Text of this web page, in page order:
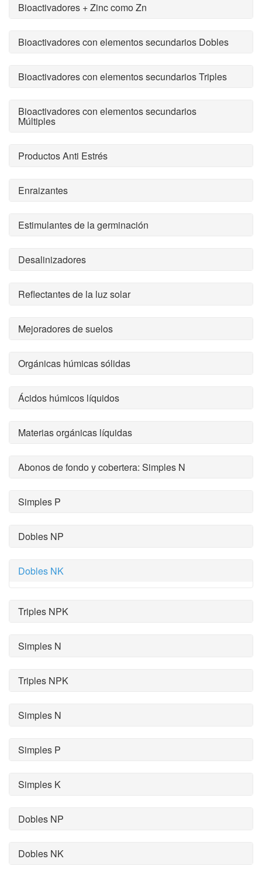
Bioactivadores + Zinc como Zn
Bioactivadores con elementos secundarios Dobles
Bioactivadores con elementos secundarios Triples
Bioactivadores con elementos secundarios
Múltiples
Productos Anti Estrés
Enraizantes
Estimulantes de la germinación
Desalinizadores
Reflectantes de la luz solar
Mejoradores de suelos
Orgánicas húmicas sólidas
Ácidos húmicos líquidos
Materias orgánicas líquidas
Abonos de fondo y cobertera: Simples N
Simples P
Dobles NP
Dobles NK
Triples NPK
Simples N
Triples NPK
Simples N
Simples P
Simples K
Dobles NP
Dobles NK